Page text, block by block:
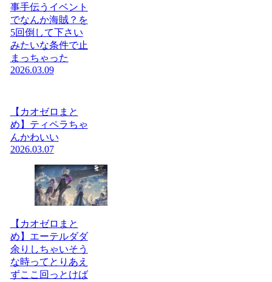
事手伝うイベント
でなんか海賊？を
5回倒して下さい
みたいな条件で止
まっちゃった
2026.03.09
【カオゼロまと
め】ティペラちゃ
んかわいい
2026.03.07
【カオゼロまと
め】エーテルダダ
余りしちゃいそう
な時ってとりあえ
ずここ回っとけば